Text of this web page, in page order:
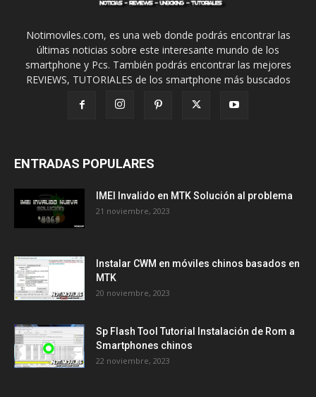
Notimoviles.com, es una web donde podrás encontrar las
últimas noticias sobre este interesante mundo de los
smartphone y Pcs. También podrás encontrar las mejores
REVIEWS, TUTORIALES de los smartphone más buscados
ENTRADAS POPULARES
IMEI Invalido en MTK Solución al problema
21 noviembre, 2023
Instalar CWM en móviles chinos basados en
MTK
20 noviembre, 2023
Sp Flash Tool Tutorial Instalación de Rom a
Smartphones chinos
22 noviembre, 2023